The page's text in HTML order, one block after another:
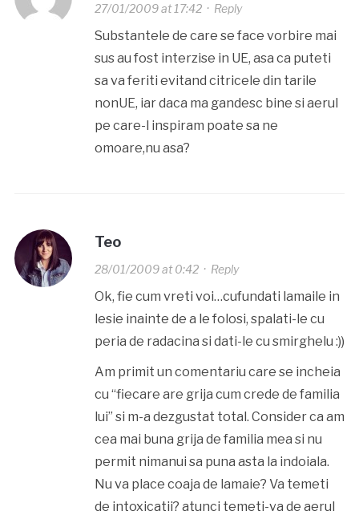
27/01/2009 at 17:42· Reply
Substantele de care se face vorbire mai
sus au fost interzise in UE, asa ca puteti
sa va feriti evitand citricele din tarile
nonUE, iar daca ma gandesc bine si aerul
pe care-l inspiram poate sa ne
omoare,nu asa?
Teo
28/01/2009 at 0:42· Reply
Ok, fie cum vreti voi…cufundati lamaile in
lesie inainte de a le folosi, spalati-le cu
peria de radacina si dati-le cu smirghelu :))
Am primit un comentariu care se incheia
cu “fiecare are grija cum crede de familia
lui” si m-a dezgustat total. Consider ca am
cea mai buna grija de familia mea si nu
permit nimanui sa puna asta la indoiala.
Nu va place coaja de lamaie? Va temeti
de intoxicatii? atunci temeti-va de aerul